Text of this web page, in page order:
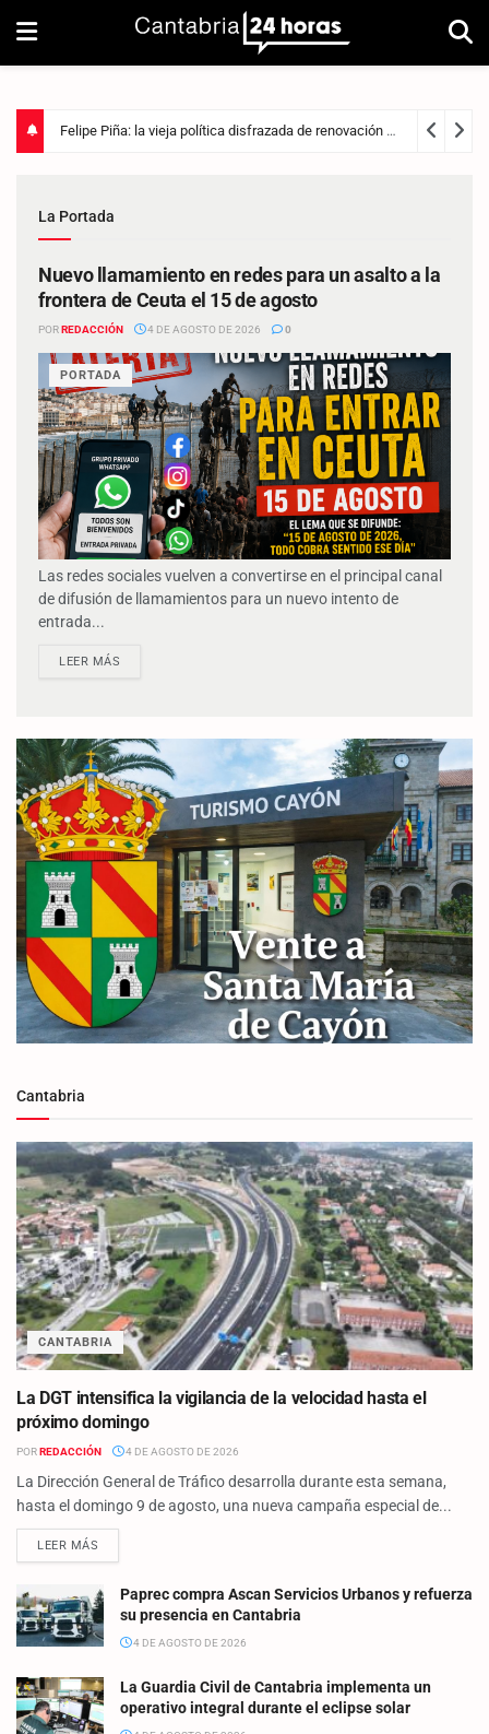
Felipe Piña: la vieja política disfrazada de renovación 3 días ago
La Portada
Nuevo llamamiento en redes para un asalto a la
frontera de Ceuta el 15 de agosto
PORREDACCIÓN 4 DE AGOSTO DE 2026 0
PORTADA
Las redes sociales vuelven a convertirse en el principal canal
de difusión de llamamientos para un nuevo intento de
entrada...
LEER MÁS
Cantabria
CANTABRIA
La DGT intensifica la vigilancia de la velocidad hasta el
próximo domingo
PORREDACCIÓN 4 DE AGOSTO DE 2026
La Dirección General de Tráfico desarrolla durante esta semana,
hasta el domingo 9 de agosto, una nueva campaña especial de...
LEER MÁS
Paprec compra Ascan Servicios Urbanos y refuerza
su presencia en Cantabria
4 DE AGOSTO DE 2026
La Guardia Civil de Cantabria implementa un
operativo integral durante el eclipse solar